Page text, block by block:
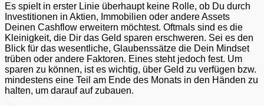
Es spielt in erster Linie überhaupt keine Rolle, ob Du durch
Investitionen in Aktien, Immobilien oder andere Assets
Deinen Cashflow erweitern möchtest. Oftmals sind es die
Kleinigkeit, die Dir das Geld sparen erschweren. Sei es den
Blick für das wesentliche, Glaubenssätze die Dein Mindset
trüben oder andere Faktoren. Eines steht jedoch fest. Um
sparen zu können, ist es wichtig, über Geld zu verfügen bzw.
mindestens eine Teil am Ende des Monats in den Händen zu
halten, um darauf auf zubauen.